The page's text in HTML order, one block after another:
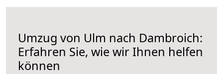
Umzug von Ulm nach Dambroich:
Erfahren Sie, wie wir Ihnen helfen
können